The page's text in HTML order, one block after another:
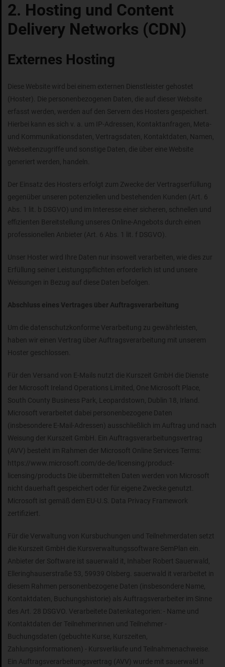
2. Hosting und Content
Delivery Networks (CDN)
Externes Hosting
Diese Website wird bei einem externen Dienstleister gehostet
(Hoster). Die personenbezogenen Daten, die auf dieser Website
erfasst werden, werden auf den Servern des Hosters gespeichert.
Hierbei kann es sich v. a. um IP-Adressen, Kontaktanfragen, Meta-
und Kommunikationsdaten, Vertragsdaten, Kontaktdaten, Namen,
Webseitenzugriffe und sonstige Daten, die über eine Website
generiert werden, handeln.
Der Einsatz des Hosters erfolgt zum Zwecke der Vertragserfüllung
gegenüber unseren potenziellen und bestehenden Kunden (Art. 6
Abs. 1 lit. b DSGVO) und im Interesse einer sicheren, schnellen und
effizienten Bereitstellung unseres Online-Angebots durch einen
professionellen Anbieter (Art. 6 Abs. 1 lit. f DSGVO).
Unser Hoster wird Ihre Daten nur insoweit verarbeiten, wie dies zur
Erfüllung seiner Leistungspflichten erforderlich ist und unsere
Weisungen in Bezug auf diese Daten befolgen.
Abschluss eines Vertrages über Auftragsverarbeitung
Um die datenschutzkonforme Verarbeitung zu gewährleisten,
haben wir einen Vertrag über Auftragsverarbeitung mit unserem
Hoster geschlossen.
Für den Versand von E-Mails nutzt die Kurszeit GmbH die Dienste
der Microsoft Ireland Operations Limited, One Microsoft Place,
South County Business Park, Leopardstown, Dublin 18, Irland.
Microsoft verarbeitet dabei personenbezogene Daten
(insbesondere E-Mail-Adressen) ausschließlich im Auftrag und nach
Weisung der Kurszeit GmbH. Ein Auftragsverarbeitungsvertrag
(AVV) besteht im Rahmen der Microsoft Online Services Terms:
https://www.microsoft.com/de-de/licensing/product-
licensing/products Die übermittelten Daten werden von Microsoft
nicht dauerhaft gespeichert oder für eigene Zwecke genutzt.
Microsoft ist gemäß dem EU-U.S. Data Privacy Framework
zertifiziert.
Für die Verwaltung von Kursbuchungen und Teilnehmerdaten setzt
die Kurszeit GmbH die Kursverwaltungssoftware SemPlan ein.
Anbieter der Software ist sauerwald it, Inhaber Robert Sauerwald,
Elleringhauserstraße 53, 59939 Olsberg. sauerwald it verarbeitet in
diesem Rahmen personenbezogene Daten (insbesondere Name,
Kontaktdaten, Buchungshistorie) als Auftragsverarbeiter im Sinne
des Art. 28 DSGVO. Verarbeitete Datenkategorien: - Name und
Kontaktdaten der Teilnehmerinnen und Teilnehmer -
Buchungsdaten (gebuchte Kurse, Kurszeiten,
Zahlungsinformationen) - Kursverläufe und Teilnahmenachweise.
Ein Auftragsverarbeitungsvertrag (AVV) wurde mit sauerwald it